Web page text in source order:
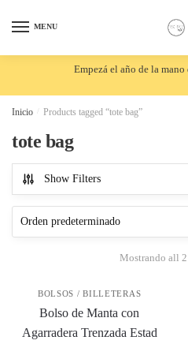
MENU
Empezá el año de la mano
Inicio Products tagged “tote bag”
tote bag
Show Filters
Mostrando all
BOLSOS / BILLETERAS
Bolso de Manta con
Agarradera Trenzada Estad